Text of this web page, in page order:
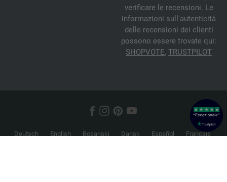
verificare le recensioni. Le
informazioni sull'autenticità
delle recensioni dei clienti
possono essere trovate qui:
SHOPVOTE, TRUSTPILOT
Deutsch English Bosanski Dansk Español
Français